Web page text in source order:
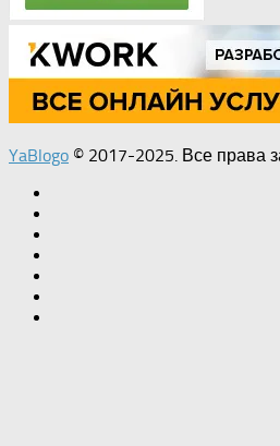
YaBlogo © 2017-2025. Все права